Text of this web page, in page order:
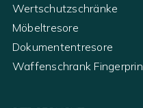
Wertschutzschränke
Möbeltresore
Dokumententresore
Waffenschrank